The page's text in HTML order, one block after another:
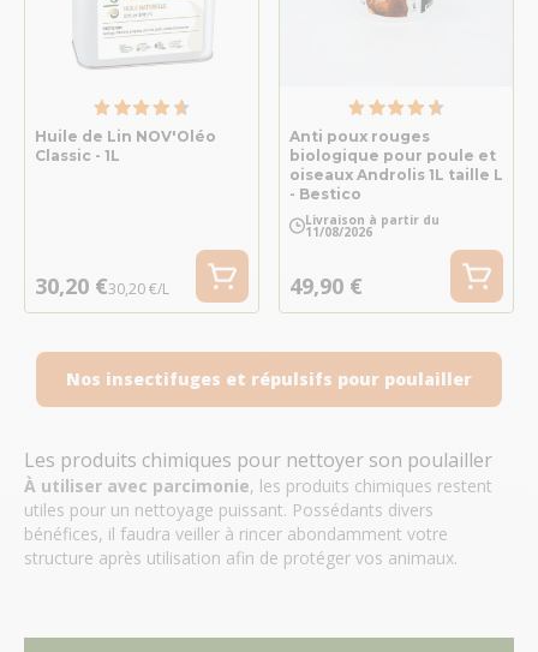
Huile de Lin NOV'Oléo
Classic - 1L
30,20 €30,20 €/L
Anti poux rouges
biologique pour poule et
oiseaux Androlis 1L taille L
- Bestico
Livraison à partir du
11/08/2026
49,90 €
Nos insectifuges et répulsifs pour poulailler
Les produits chimiques pour nettoyer son poulailler
À utiliser avec parcimonie, les produits chimiques restent
utiles pour un nettoyage puissant. Possédants divers
bénéfices, il faudra veiller à rincer abondamment votre
structure après utilisation afin de protéger vos animaux.